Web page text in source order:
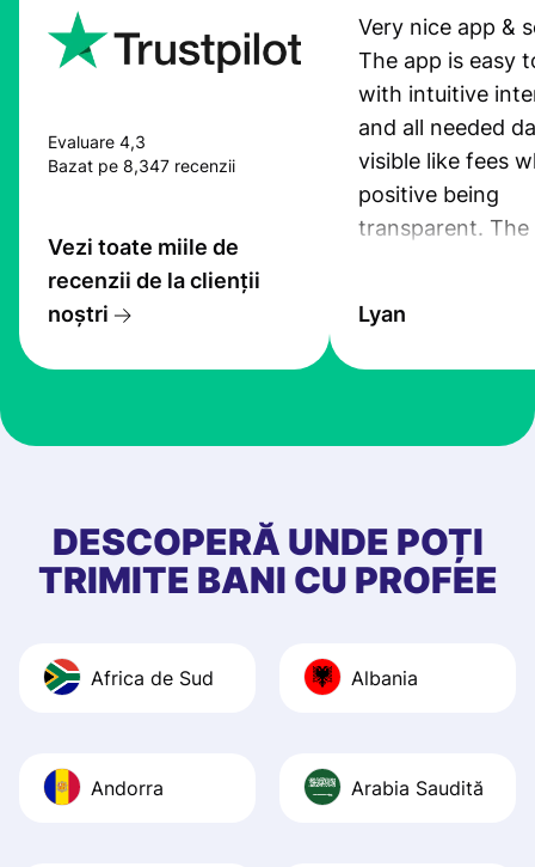
Evaluare 4,3
Bazat pe 8,347 recenzii
Vezi toate miile de
recenzii de la clienții
noștri
Very nice app &
The app is easy
with intuitive
and all needed
visible like fees
positive being
transparent. The
the exchange
at Profee is very
first started
app, and they
quick to provide
Lyan
DESCOPERĂ UNDE POȚI
TRIMITE BANI CU PROFEE
Africa de Sud Albania
Andorra Arabia Saudită